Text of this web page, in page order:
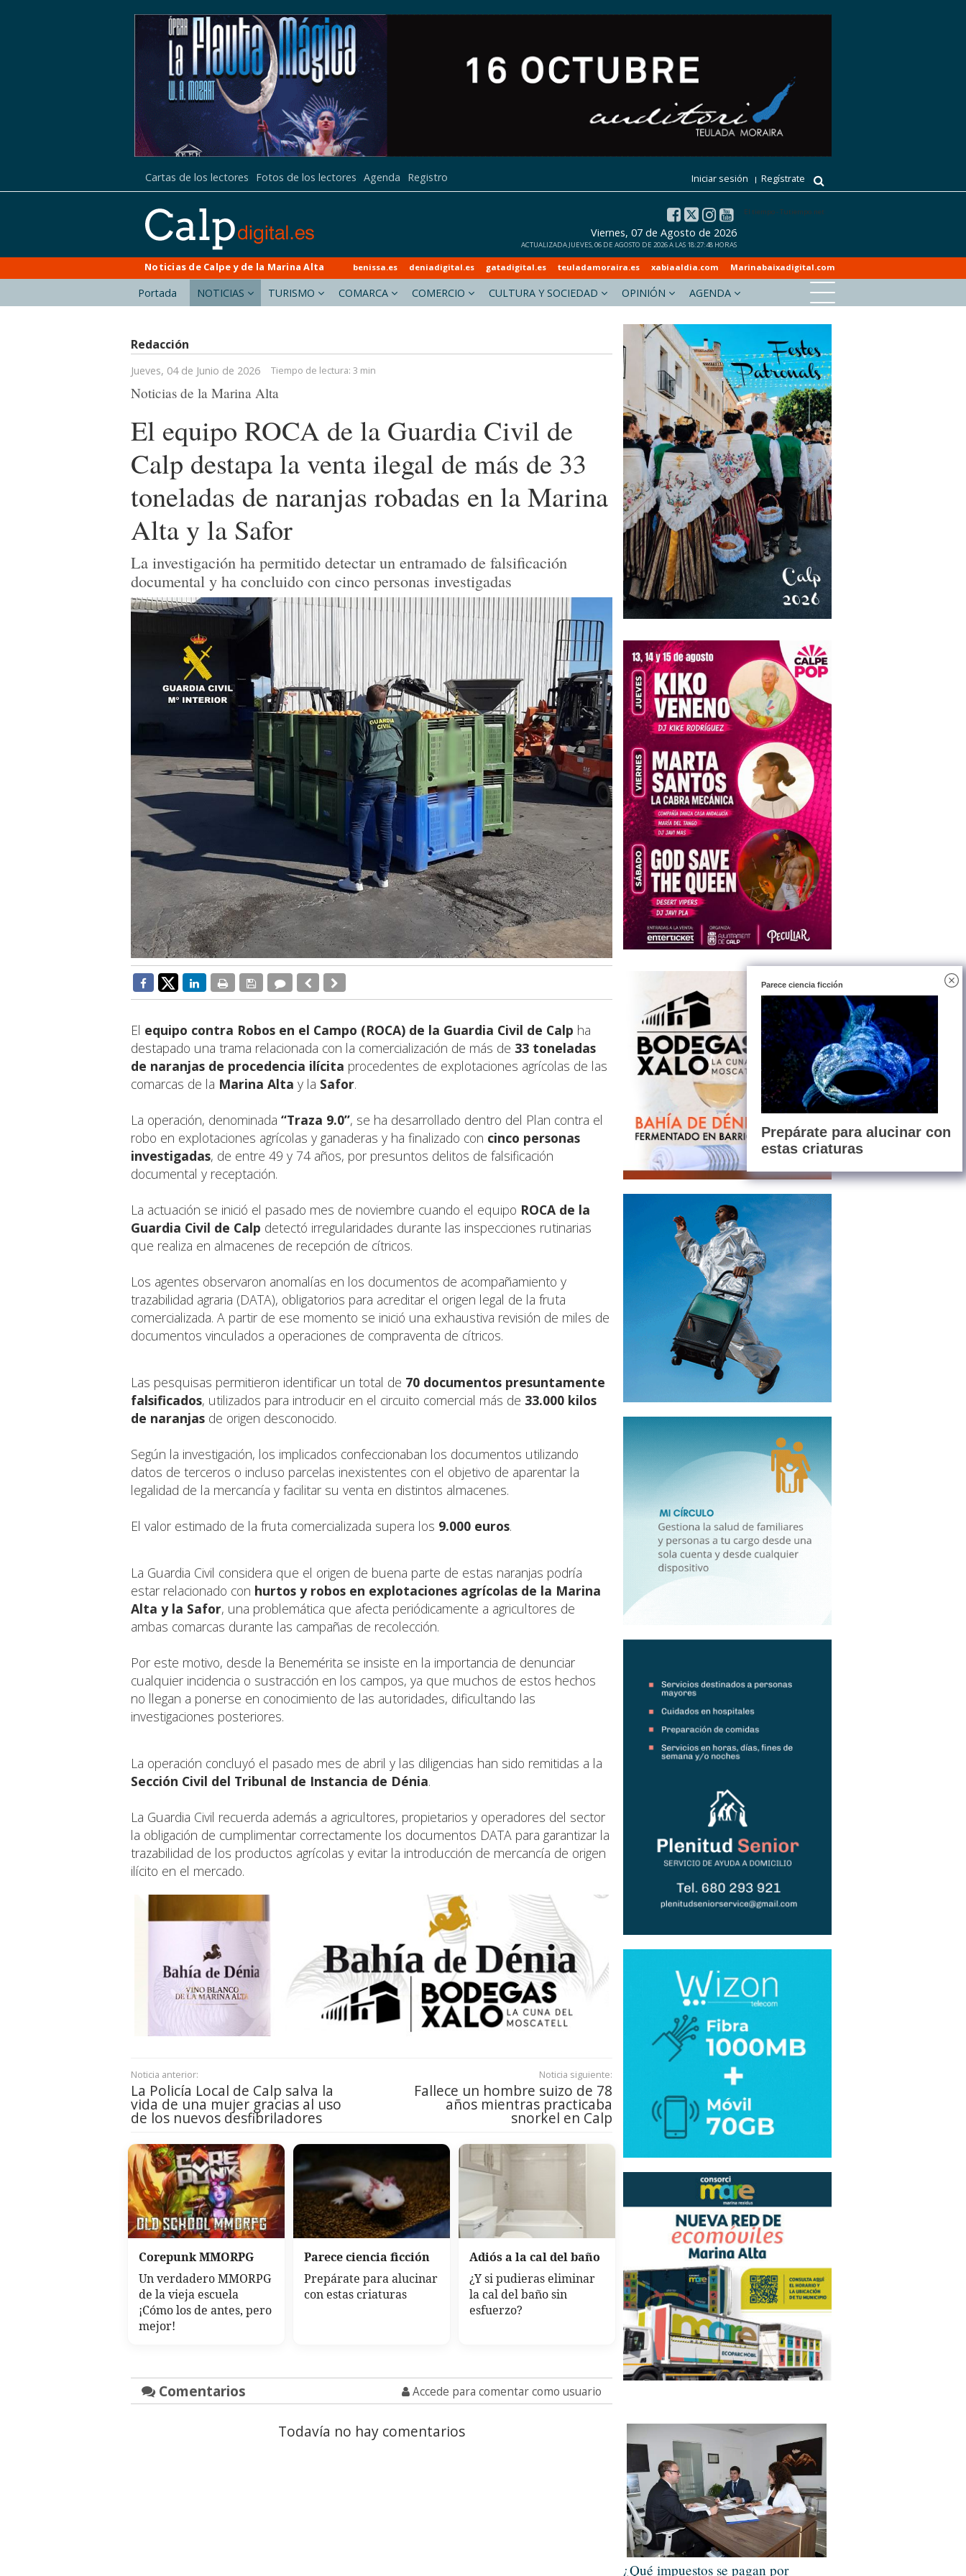
Cartas de los lectores Fotos de los lectores Agenda Registro Iniciar sesión Regístrate
El tiempo - Tutiempo.net
Viernes, 07 de Agosto de 2026
ACTUALIZADA JUEVES, 06 DE AGOSTO DE 2026 A LAS 18:27:48 HORAS
Noticias de Calpe y de la Marina Alta benissa.es deniadigital.es gatadigital.es teuladamoraira.es xabiaaldia.com Marinabaixadigital.com
Portada NOTICIAS TURISMO COMARCA COMERCIO CULTURA Y SOCIEDAD OPINIÓN AGENDA
Redacción
Jueves, 04 de Junio de 2026 Tiempo de lectura: 3 min
Noticias de la Marina Alta
El equipo ROCA de la Guardia Civil de
Calp destapa la venta ilegal de más de 33
toneladas de naranjas robadas en la Marina
Alta y la Safor
La investigación ha permitido detectar un entramado de falsificación
documental y ha concluido con cinco personas investigadas
El equipo contra Robos en el Campo (ROCA) de la Guardia Civil de Calp ha
destapado una trama relacionada con la comercialización de más de 33 toneladas
de naranjas de procedencia ilícita procedentes de explotaciones agrícolas de las
comarcas de la Marina Alta y la Safor.
La operación, denominada “Traza 9.0”, se ha desarrollado dentro del Plan contra el
robo en explotaciones agrícolas y ganaderas y ha finalizado con cinco personas
investigadas, de entre 49 y 74 años, por presuntos delitos de falsificación
documental y receptación.
La actuación se inició el pasado mes de noviembre cuando el equipo ROCA de la
Guardia Civil de Calp detectó irregularidades durante las inspecciones rutinarias
que realiza en almacenes de recepción de cítricos.
Los agentes observaron anomalías en los documentos de acompañamiento y
trazabilidad agraria (DATA), obligatorios para acreditar el origen legal de la fruta
comercializada. A partir de ese momento se inició una exhaustiva revisión de miles de
documentos vinculados a operaciones de compraventa de cítricos.
Las pesquisas permitieron identificar un total de 70 documentos presuntamente
falsificados, utilizados para introducir en el circuito comercial más de 33.000 kilos
de naranjas de origen desconocido.
Según la investigación, los implicados confeccionaban los documentos utilizando
datos de terceros o incluso parcelas inexistentes con el objetivo de aparentar la
legalidad de la mercancía y facilitar su venta en distintos almacenes.
El valor estimado de la fruta comercializada supera los 9.000 euros.
La Guardia Civil considera que el origen de buena parte de estas naranjas podría
estar relacionado con hurtos y robos en explotaciones agrícolas de la Marina
Alta y la Safor, una problemática que afecta periódicamente a agricultores de
ambas comarcas durante las campañas de recolección.
Por este motivo, desde la Benemérita se insiste en la importancia de denunciar
cualquier incidencia o sustracción en los campos, ya que muchos de estos hechos
no llegan a ponerse en conocimiento de las autoridades, dificultando las
investigaciones posteriores.
La operación concluyó el pasado mes de abril y las diligencias han sido remitidas a la
Sección Civil del Tribunal de Instancia de Dénia.
La Guardia Civil recuerda además a agricultores, propietarios y operadores del sector
la obligación de cumplimentar correctamente los documentos DATA para garantizar la
trazabilidad de los productos agrícolas y evitar la introducción de mercancía de origen
ilícito en el mercado.
Noticia anterior:
La Policía Local de Calp salva la
vida de una mujer gracias al uso
de los nuevos desfibriladores
Noticia siguiente:
Fallece un hombre suizo de 78
años mientras practicaba
snorkel en Calp
Corepunk MMORPG
Un verdadero MMORPG
de la vieja escuela
¡Cómo los de antes, pero
mejor!
Parece ciencia ficción
Prepárate para alucinar
con estas criaturas
Adiós a la cal del baño
¿Y si pudieras eliminar
la cal del baño sin
esfuerzo?
Comentarios Accede para comentar como usuario
Todavía no hay comentarios
¿Qué impuestos se pagan por
Parece ciencia ficción
Prepárate para alucinar con
estas criaturas